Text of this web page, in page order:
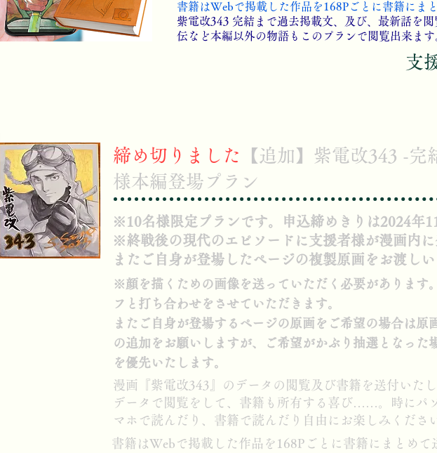
書籍はWebで掲載した作品を168Pごとに書籍にま
紫電改343 完結まで過去掲載文、及び、最新話を
伝など本編以外の物語もこのプランで閲覧出来ます
支
締め切りました
【追加】紫電改343 -完
様本編登場プラン
※10名様限定プランです。申込締めきりは2024年
※終戦後の現代のエピソードに支援者様が漫画内に
またご自身が登場したページの複製原画をお渡しい
※顔を描くための画像を送っていただく必要があります
フと打ち合わせをさせていただきます。
またご自身が登場するページの原画をご希望の場合は原
の追加をお願いしますが、ご希望がかぶり抽選となった
を優先いたします。
漫画『紫電改343』のデータの閲覧及び書籍を送付いたし
データで閲覧をして、書籍も所有する喜び……。時にパ
マホで読んだり、書籍で読んだり自由にお楽しみくださ
書籍はWebで掲載した作品を168Pごとに書籍にまとめて